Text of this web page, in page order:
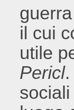
il cui
utile
Pericl.